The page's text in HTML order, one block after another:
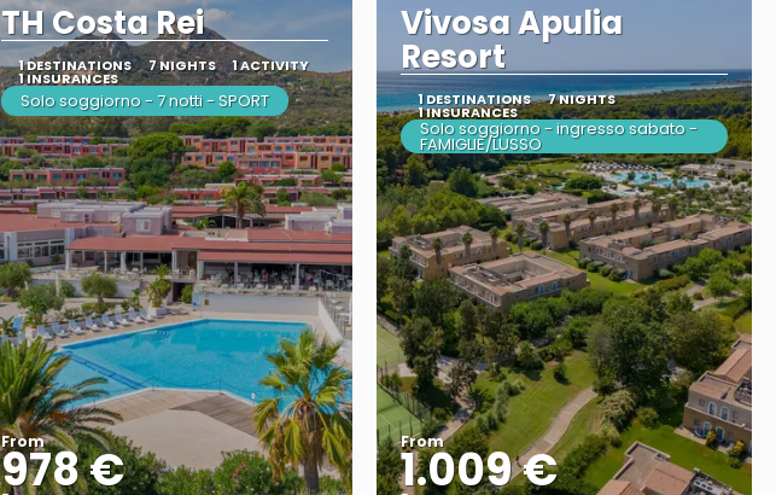
TH Costa Rei
1 DESTINATIONS 7 NIGHTS 1 ACTIVITY
1 INSURANCES
Solo soggiorno - 7 notti - SPORT
From
978 €
Vivosa Apulia
Resort
1 DESTINATIONS 7 NIGHTS
1 INSURANCES
Solo soggiorno - ingresso sabato -
FAMIGLIE/LUSSO
From
1.009 €